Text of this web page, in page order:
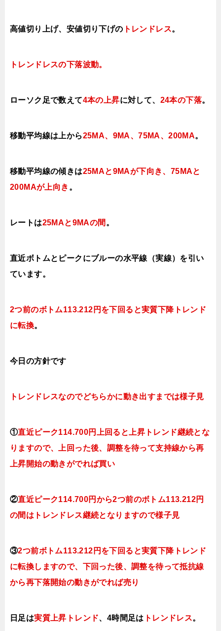
高値切り上げ、安値切り下げの トレンドレス。
トレンドレスの下落波動。
ローソク足で数えて4本の上昇に対して、 24本の下落。
移動平均線は上から25MA、9MA、75MA、200MA。
移動平均線の傾きは25MAと9MAが下向き、75MAと
200MAが上向き 。
レートは25MAと9MAの間 。
直近ボトムとピークにブルーの水平線（実線）を引い
ています。
2つ前のボトム113.212円を下回ると実質下降トレンド
に転換。
今日 の方針です
トレンドレスなのでどちらかに動き出すまでは様子見
①直近ピーク114.700円上回ると上昇トレンド継続とな
りますので、上回った後、調整を待って支持線から再
上昇開始の動きがでれば買い
②直近ピーク114.700円から2つ前のボトム113.212円
の間はトレンドレス継続となりますので様子見
③2つ前ボトム113.212円を下回ると実質下降トレンド
に転換しますので、下回った後、調整を待って抵抗線
から再下落開始の動きがでれば売り
日足は実質上昇トレンド、4時間足は トレンドレス。